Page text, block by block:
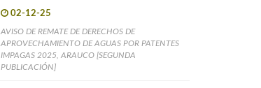
02-12-25
AVISO DE REMATE DE DERECHOS DE
APROVECHAMIENTO DE AGUAS POR PATENTES
IMPAGAS 2025, ARAUCO [SEGUNDA
PUBLICACIÓN]